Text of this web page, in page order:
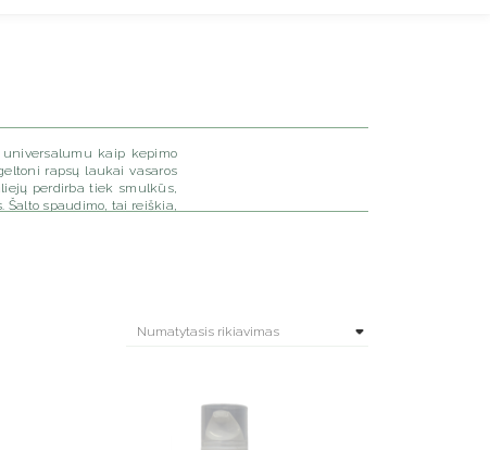
kaip kepimo
rapsų laukai vasaros
perdirba tiek smulkūs,
spaudimo, tai reiškia,
su aukštu smilkimo
pavyzdžiui,
tiek skirtis, o kiekvienas